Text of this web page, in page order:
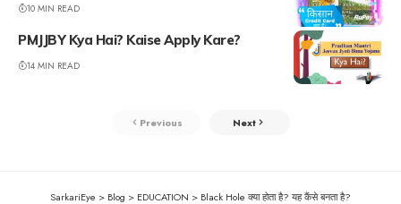
10 MIN READ
PMJJBY Kya Hai? Kaise Apply Kare?
14 MIN READ
Previous Next
SarkariEye > Blog > EDUCATION > Black Hole क्या होता है? यह कैंसे बनता है?